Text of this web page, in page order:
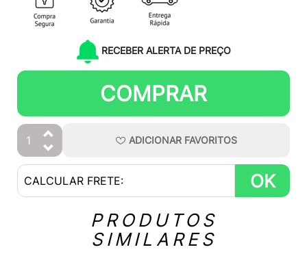
RECEBER ALERTA DE PREÇO
COMPRAR
ADICIONAR FAVORITOS
OK
PRODUTOS
SIMILARES